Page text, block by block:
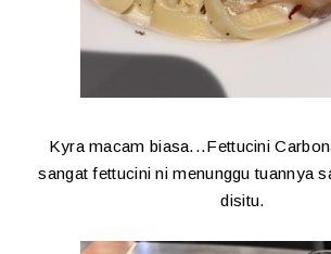
Kyra macam biasa...Fettucini
sangat fettucini ni menunggu tuannya
disitu.